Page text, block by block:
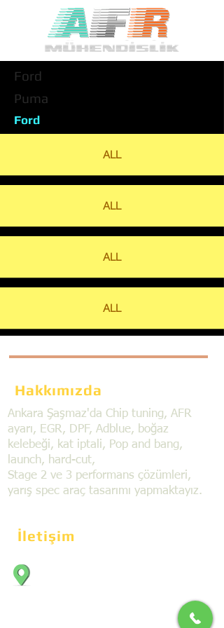
Ford
Puma
Ford
ALL
ALL
ALL
ALL
Hakkımızda
Ankara Şaşmaz'da Chip tuning, AFR
ayarı, EGR, DPF, Adblue, boğaz
kelebeği, kat iptali, Pop and bang,
launch, hard-cut,
Stage 2 ve 3 performans çözümleri,
yarış spec araç tasarımı yapmaktayız.
İletişim